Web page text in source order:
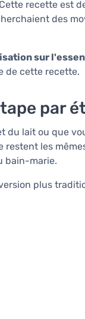
recette est
des
sur
de cette recette.
par
du lait ou que
restent les
bain-marie.
plus